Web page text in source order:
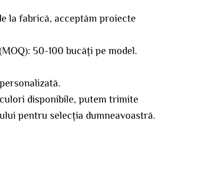
la fabrică, acceptăm proiecte
50-100 bucăți pe model.
disponibile, putem trimite
pentru selecția dumneavoastră.